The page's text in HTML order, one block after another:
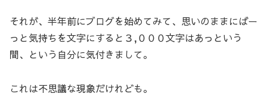
それが、半年前にブログを始めてみて、思いのままにばー
っと気持ちを文字にすると３,０００文字はあっという
間、という自分に気付きまして。
これは不思議な現象だけれども。